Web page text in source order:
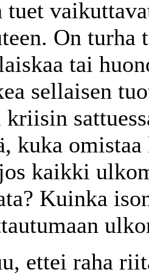
tuet
On turha
tai
sellaisen
kuka
kaikki
Kuinka
ettei raha